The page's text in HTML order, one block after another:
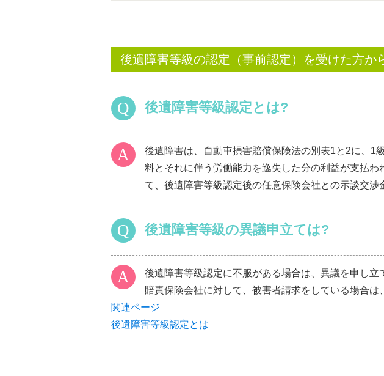
後遺障害等級の認定（事前認定）を受けた方か
後遺障害等級認定とは?
後遺障害は、自動車損害賠償保険法の別表1と2に、1
料とそれに伴う労働能力を逸失した分の利益が支払
て、後遺障害等級認定後の任意保険会社との示談交
後遺障害等級の異議申立ては?
後遺障害等級認定に不服がある場合は、異議を申し
賠責保険会社に対して、被害者請求をしている場合は
関連ページ
後遺障害等級認定とは